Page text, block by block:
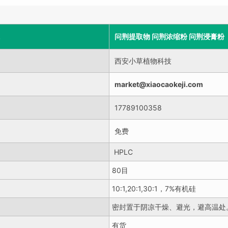
问荆提取物 问荆浓缩粉 问荆浸膏粉
西安小草植物科技
market@xiaocaokeji.com
17789100358
免费
HPLC
80目
10:1,20:1,30:1，7%有机硅
密封置于阴凉干燥、避光，避高温处
有货